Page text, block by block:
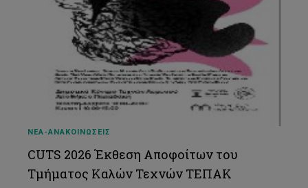
ΝΕΑ-ΑΝΑΚΟΙΝΩΣΕΙΣ
CUTS 2026 Έκθεση Αποφοίτων του
Τμήματος Καλών Τεχνών ΤΕΠΑΚ